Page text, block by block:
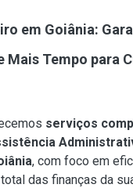
em Goiânia:
Mais Tempo para
serviços
, com foco em
das finanças da